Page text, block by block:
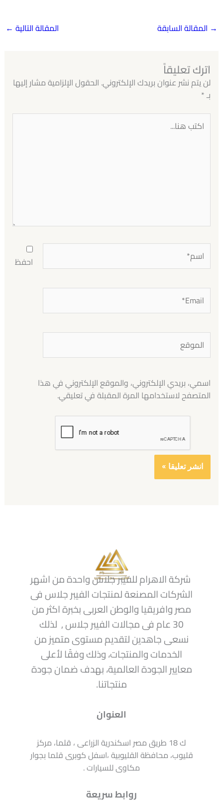
→ المقالة السابقة المقالة التالية ←
اترك تعليقاً
لن يتم نشر عنوان بريدك الإلكتروني. الحقول الإلزامية مشار إليها
بـ*
اكتب
هنا...
اسم*
Email*
الموقع
احفظ
اسمي، بريدي الإلكتروني، والموقع الإلكتروني في هذا
المتصفح لاستخدامها المرة المقبلة في تعليقي.
شركة الاهرام للفيبر جلاس واحدة من اشهر
الشركات المصنعة لمنتجات الفيبر جلاس فى
مصر وافريقيا والوطن العربى بخبرة اكثر من
30 عام فى مجالات الفيبر جلاس , لذلك
نسعى جاهدين لتقديم مستوى متميز من
الخدمات والمنتجات، وذلك وفقًا لأعلى
معايير الجودة العالمية، بهدف ضمان جودة
منتجاتنا.
العنوان
ك 18 طريق مصر اسكندرية الزراعى ، قلما، مركز
قليوب، محافظة القليوبية ،اسفل كوبرى قلما بجوار
مكاوى للسيارات .
روابط سريعة